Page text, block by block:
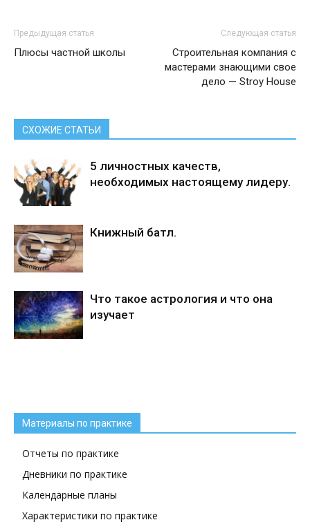
Предыдущая статья
Плюсы частной школы
Следующая статья
Строительная компания с
мастерами знающими свое
дело — Stroy House
СХОЖИЕ СТАТЬИ
5 личностных качеств,
необходимых настоящему лидеру.
Книжный батл.
Что такое астрология и что она
изучает
Материалы по практике
Отчеты по практике
Дневники по практике
Календарные планы
Характеристики по практике